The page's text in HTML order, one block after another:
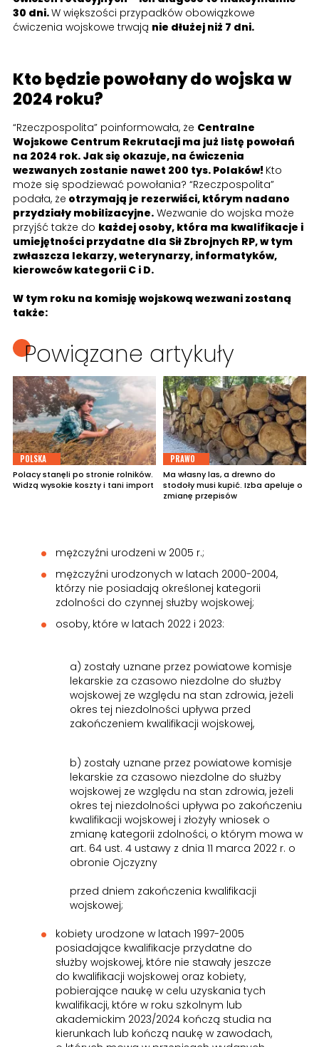
30 dni.W większości przypadków obowiązkowe
ćwiczenia wojskowe trwają nie dłużej niż 7 dni.
Kto będzie powołany do wojska w
2024 roku?
“Rzeczpospolita” poinformowała, że Centralne
Wojskowe Centrum Rekrutacji ma już listę powołań
na 2024 rok. Jak się okazuje, na ćwiczenia
wezwanych zostanie nawet 200 tys. Polaków! Kto
może się spodziewać powołania? “Rzeczpospolita”
podała, że otrzymają je rezerwiści, którym nadano
przydziały mobilizacyjne. Wezwanie do wojska może
przyjść także do każdej osoby, która ma kwalifikacje i
umiejętności przydatne dla Sił Zbrojnych RP, w tym
zwłaszcza lekarzy, weterynarzy, informatyków,
kierowców kategorii C i D.
W tym roku na komisję wojskową wezwani zostaną
także:
Powiązane artykuły
POLSKA
Polacy stanęli po stronie rolników.
Widzą wysokie koszty i tani import
PRAWO
Ma własny las, a drewno do
stodoły musi kupić. Izba apeluje o
zmianę przepisów
mężczyźni urodzeni w 2005 r.;
mężczyźni urodzonych w latach 2000-2004,
którzy nie posiadają określonej kategorii
zdolności do czynnej służby wojskowej;
osoby, które w latach 2022 i 2023:
a) zostały uznane przez powiatowe komisje
lekarskie za czasowo niezdolne do służby
wojskowej ze względu na stan zdrowia, jeżeli
okres tej niezdolności upływa przed
zakończeniem kwalifikacji wojskowej,
b) zostały uznane przez powiatowe komisje
lekarskie za czasowo niezdolne do służby
wojskowej ze względu na stan zdrowia, jeżeli
okres tej niezdolności upływa po zakończeniu
kwalifikacji wojskowej i złożyły wniosek o
zmianę kategorii zdolności, o którym mowa w
art. 64 ust. 4 ustawy z dnia 11 marca 2022 r. o
obronie Ojczyzny
przed dniem zakończenia kwalifikacji
wojskowej;
kobiety urodzone w latach 1997-2005
posiadające kwalifikacje przydatne do
służby wojskowej, które nie stawały jeszcze
do kwalifikacji wojskowej oraz kobiety,
pobierające naukę w celu uzyskania tych
kwalifikacji, które w roku szkolnym lub
akademickim 2023/2024 kończą studia na
kierunkach lub kończą naukę w zawodach,